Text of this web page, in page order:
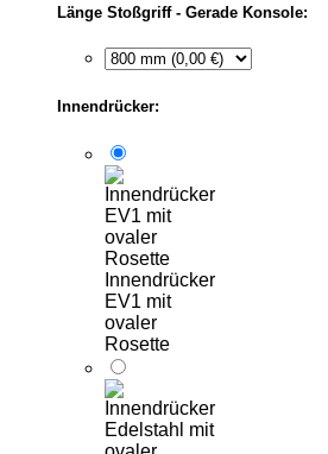
Länge Stoßgriff - Gerade Konsole:
Innendrücker:
Innendrücker
EV1 mit
ovaler
Rosette